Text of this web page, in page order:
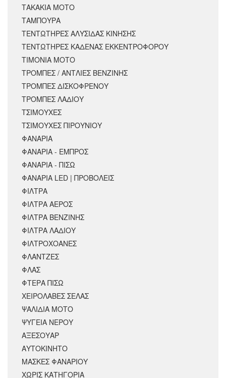
ΤΑΚΑΚΙΑ ΜΟΤΟ
ΤΑΜΠΟΥΡΑ
ΤΕΝΤΩΤΗΡΕΣ ΑΛΥΣΙΔΑΣ ΚΙΝΗΣΗΣ
ΤΕΝΤΩΤΗΡΕΣ ΚΑΔΕΝΑΣ ΕΚΚΕΝΤΡΟΦΟΡΟΥ
ΤΙΜΟΝΙΑ ΜΟΤΟ
ΤΡΟΜΠΕΣ / ΑΝΤΛΙΕΣ ΒΕΝΖΙΝΗΣ
ΤΡΟΜΠΕΣ ΔΙΣΚΟΦΡΕΝΟΥ
ΤΡΟΜΠΕΣ ΛΑΔΙΟΥ
ΤΣΙΜΟΥΧΕΣ
ΤΣΙΜΟΥΧΕΣ ΠΙΡΟΥΝΙΟΥ
ΦΑΝΑΡΙΑ
ΦΑΝΑΡΙΑ - ΕΜΠΡΟΣ
ΦΑΝΑΡΙΑ - ΠΙΣΩ
ΦΑΝΑΡΙΑ LED | ΠΡΟΒΟΛΕΙΣ
ΦΙΛΤΡΑ
ΦΙΛΤΡΑ ΑΕΡΟΣ
ΦΙΛΤΡΑ ΒΕΝΖΙΝΗΣ
ΦΙΛΤΡΑ ΛΑΔΙΟΥ
ΦΙΛΤΡΟΧΟΑΝΕΣ
ΦΛΑΝΤΖΕΣ
ΦΛΑΣ
ΦΤΕΡΑ ΠΙΣΩ
ΧΕΙΡΟΛΑΒΕΣ ΣΕΛΑΣ
ΨΑΛΙΔΙΑ ΜΟΤΟ
ΨΥΓΕΙΑ ΝΕΡΟΥ
ΑΞΕΣΟΥΆΡ
ΑΥΤΟΚΙΝΗΤΟ
ΜΑΣΚΕΣ ΦΑΝΑΡΙΟΥ
ΧΩΡΊΣ ΚΑΤΗΓΟΡΊΑ